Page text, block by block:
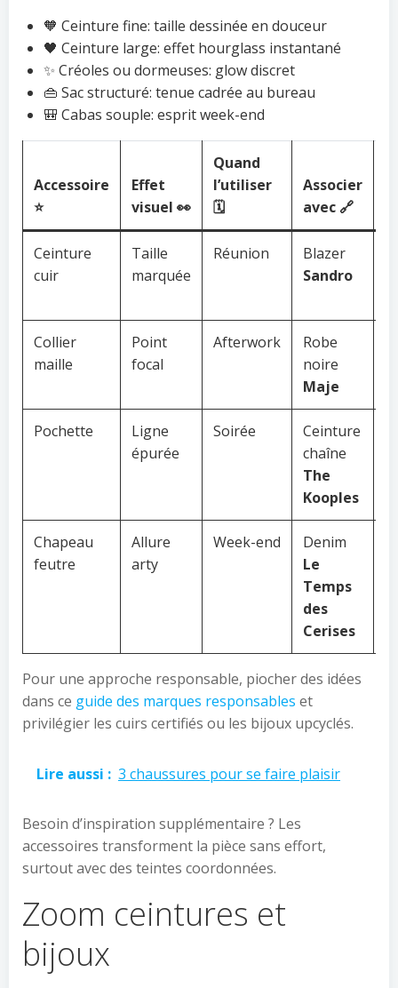
🧡 Ceinture fine: taille dessinée en douceur
🖤 Ceinture large: effet hourglass instantané
✨ Créoles ou dormeuses: glow discret
👜 Sac structuré: tenue cadrée au bureau
🎒 Cabas souple: esprit week-end
Accessoire
⭐
Effet
visuel 👀
Quand
l’utiliser
🗓️
Associer
avec 🔗
Ceinture
cuir
Taille
marquée
Réunion
Blazer
Sandro
Collier
maille
Point
focal
Afterwork
Robe
noire
Maje
Pochette
Ligne
épurée
Soirée
Ceinture
chaîne
The
Kooples
Chapeau
feutre
Allure
arty
Week-end
Denim
Le
Temps
des
Cerises
Pour une approche responsable, piocher des idées
dans ce guide des marques responsables et
privilégier les cuirs certifiés ou les bijoux upcyclés.
Lire aussi : 3 chaussures pour se faire plaisir
Besoin d’inspiration supplémentaire ? Les
accessoires transforment la pièce sans effort,
surtout avec des teintes coordonnées.
Zoom ceintures et
bijoux